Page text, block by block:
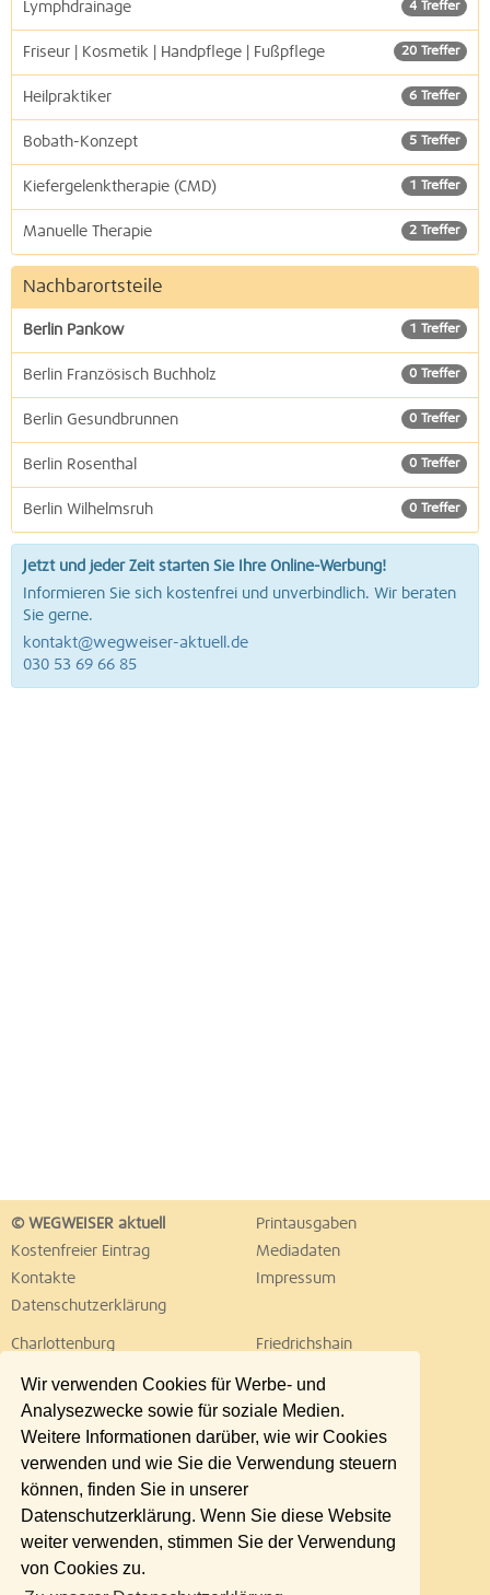
Wir verwenden Cookies für Werbe- und
Analysezwecke sowie für soziale Medien.
Weitere Informationen darüber, wie wir Cookies
verwenden und wie Sie die Verwendung steuern
können, finden Sie in unserer
Datenschutzerklärung. Wenn Sie diese Website
weiter verwenden, stimmen Sie der Verwendung
von Cookies zu.
4 Treffer
Lymphdrainage
20 Treffer
Friseur | Kosmetik | Handpflege | Fußpflege
6 Treffer
Heilpraktiker
5 Treffer
Bobath-Konzept
1 Treffer
Kiefergelenktherapie (CMD)
2 Treffer
Manuelle Therapie
Nachbarortsteile
1 Treffer
Berlin Pankow
0 Treffer
Berlin Französisch Buchholz
0 Treffer
Berlin Gesundbrunnen
0 Treffer
Berlin Rosenthal
0 Treffer
Berlin Wilhelmsruh
Jetzt und jeder Zeit starten Sie Ihre Online-Werbung!
Informieren Sie sich kostenfrei und unverbindlich. Wir beraten
Sie gerne.
kontakt@wegweiser-aktuell.de
030 53 69 66 85
© WEGWEISER aktuell
Printausgaben
Kostenfreier Eintrag
Mediadaten
Kontakte
Impressum
Datenschutzerklärung
Charlottenburg
Friedrichshain
Lichtenberg
Marzahn
Neukölln
Pankow
Reinickendorf
Schöneberg
Spandau
Steglitz
Tempelhof
Treptow
Umland Ost